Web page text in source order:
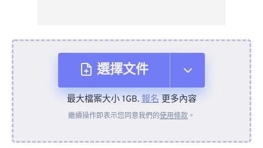
選擇文件
來自裝置
最大檔案大小 1GB.報名更多內容
繼續操作即表示您同意我們的使用條款 。